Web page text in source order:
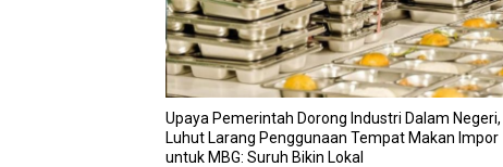
Upaya Pemerintah Dorong Industri Dalam Negeri,
Luhut Larang Penggunaan Tempat Makan Impor
untuk MBG: Suruh Bikin Lokal